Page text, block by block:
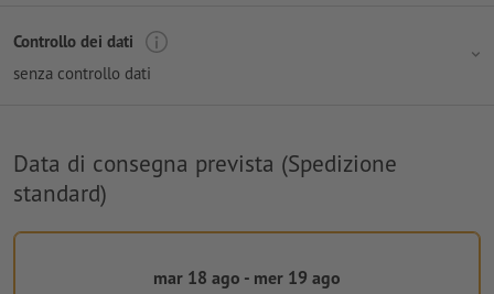
Controllo dei dati
senza controllo dati
Data di consegna prevista (Spedizione
standard)
mar 18 ago - mer 19 ago